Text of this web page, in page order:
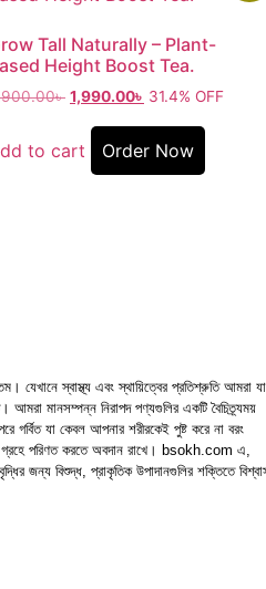
Tall Naturally – Plant-
Height Boost Tea.
৳ 1,990.00৳ 31.4% OFF
to cart Order Now
স্বাস্থ্য এবং স্থায়িত্বের প্রতিশ্রুতি আমরা যা
আমরা মানসম্পন্ন নিরাপদ পণ্যগুলির একটি বৈচিত্র্যময়
গর্বিত যা কেবল আপনার শরীরকেই পুষ্ট করে না বরং
গ্রহে পরিণত করতে অবদান রাখে। bsokh.com এ,
জন্য বিশুদ্ধ, প্রাকৃতিক উপাদানগুলির শক্তিতে